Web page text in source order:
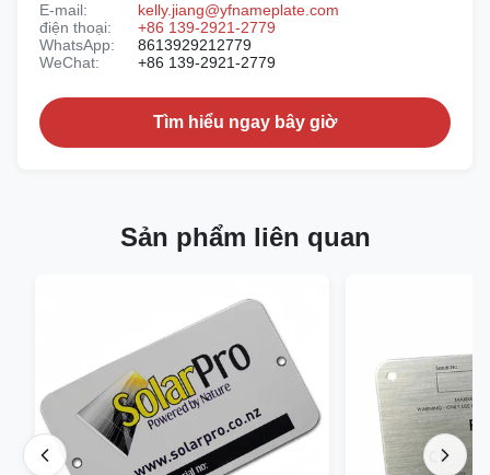
E-mail:
kelly.jiang@yfnameplate.com
điện thoại:
+86 139-2921-2779
WhatsApp:
8613929212779
WeChat:
+86 139-2921-2779
Tìm hiểu ngay bây giờ
Sản phẩm liên quan